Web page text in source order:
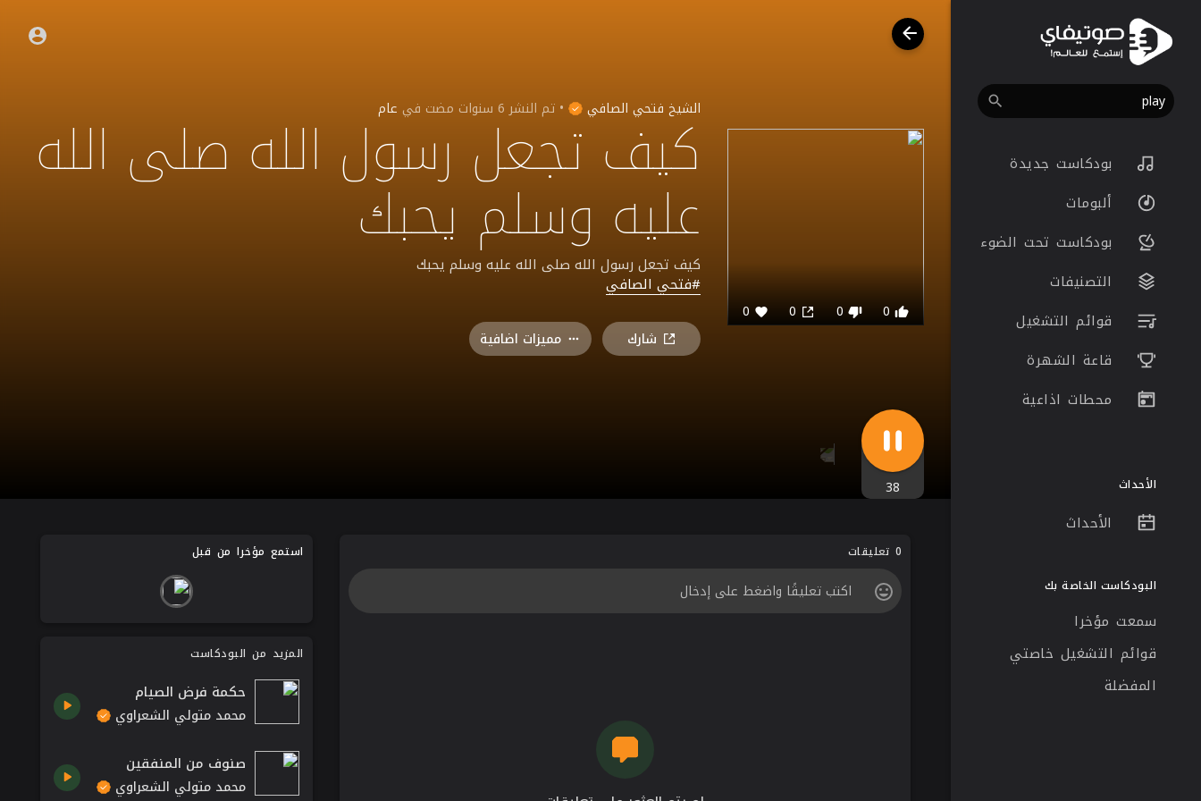
بودكاست جديدة
ألبومات
بودكاست تحت الضوء
التصنيفات
قوائم التشغيل
قاعة الشهرة
محطات اذاعية
الأحداث
الأحداث
البودكاست الخاصة بك
سمعت مؤخرا
قوائم التشغيل خاصتي
المفضلة
0
0
الشيخ فتحي الصافي • تم النشر6 سنوات مضت في عام
كيف تجعل رسول الله صلى الله
عليه وسلم يحبك
كيف تجعل رسول الله صلى الله عليه وسلم يحبك
#فتحي الصافي
شارك مميزات اضافية
38
0 تعليقات استمع مؤخرا من قبل
المزيد من البودكاست
حكمة فرض الصيام
محمد متولي الشعراوي
صنوف من المنفقين
محمد متولي الشعراوي